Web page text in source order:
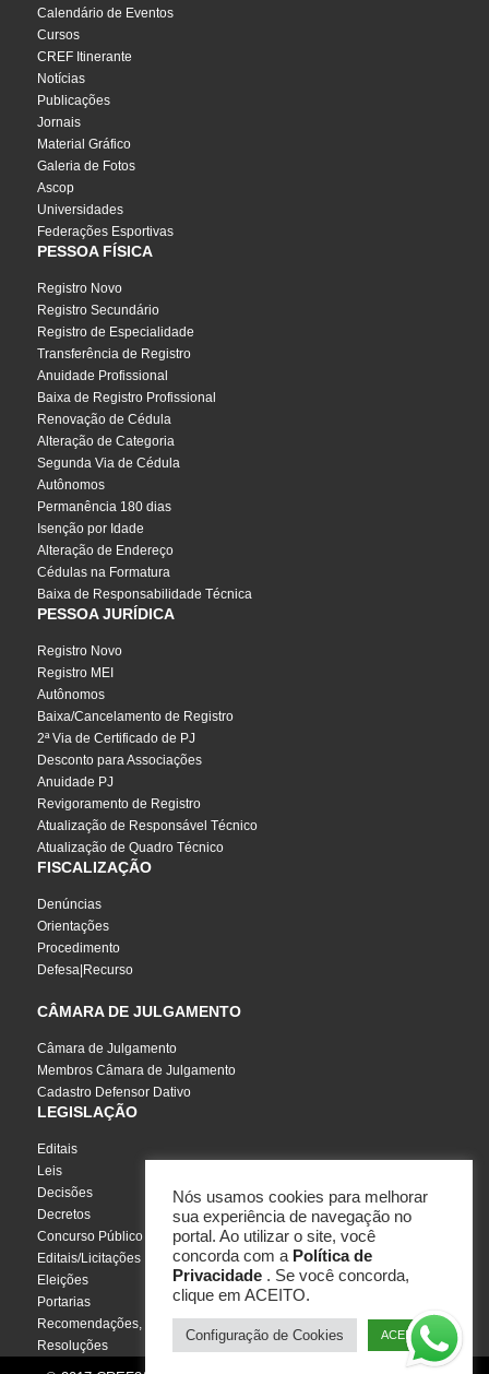
Calendário de Eventos
Cursos
CREF Itinerante
Notícias
Publicações
Jornais
Material Gráfico
Galeria de Fotos
Ascop
Universidades
Federações Esportivas
PESSOA FÍSICA
Registro Novo
Registro Secundário
Registro de Especialidade
Transferência de Registro
Anuidade Profissional
Baixa de Registro Profissional
Renovação de Cédula
Alteração de Categoria
Segunda Via de Cédula
Autônomos
Permanência 180 dias
Isenção por Idade
Alteração de Endereço
Cédulas na Formatura
Baixa de Responsabilidade Técnica
PESSOA JURÍDICA
Registro Novo
Registro MEI
Autônomos
Baixa/Cancelamento de Registro
2ª Via de Certificado de PJ
Desconto para Associações
Anuidade PJ
Revigoramento de Registro
Atualização de Responsável Técnico
Atualização de Quadro Técnico
FISCALIZAÇÃO
Denúncias
Orientações
Procedimento
Defesa|Recurso
CÂMARA DE JULGAMENTO
Câmara de Julgamento
Membros Câmara de Julgamento
Cadastro Defensor Dativo
LEGISLAÇÃO
Editais
Leis
Decisões
Decretos
Concurso Público
Editais/Licitações
Eleições
Portarias
Recomendações, Pareceres e Notas
Resoluções
Nós usamos cookies para melhorar
sua experiência de navegação no
portal. Ao utilizar o site, você
concorda com a Política de
Privacidade . Se você concorda,
clique em ACEITO.
Configuração de Cookies ACEITO